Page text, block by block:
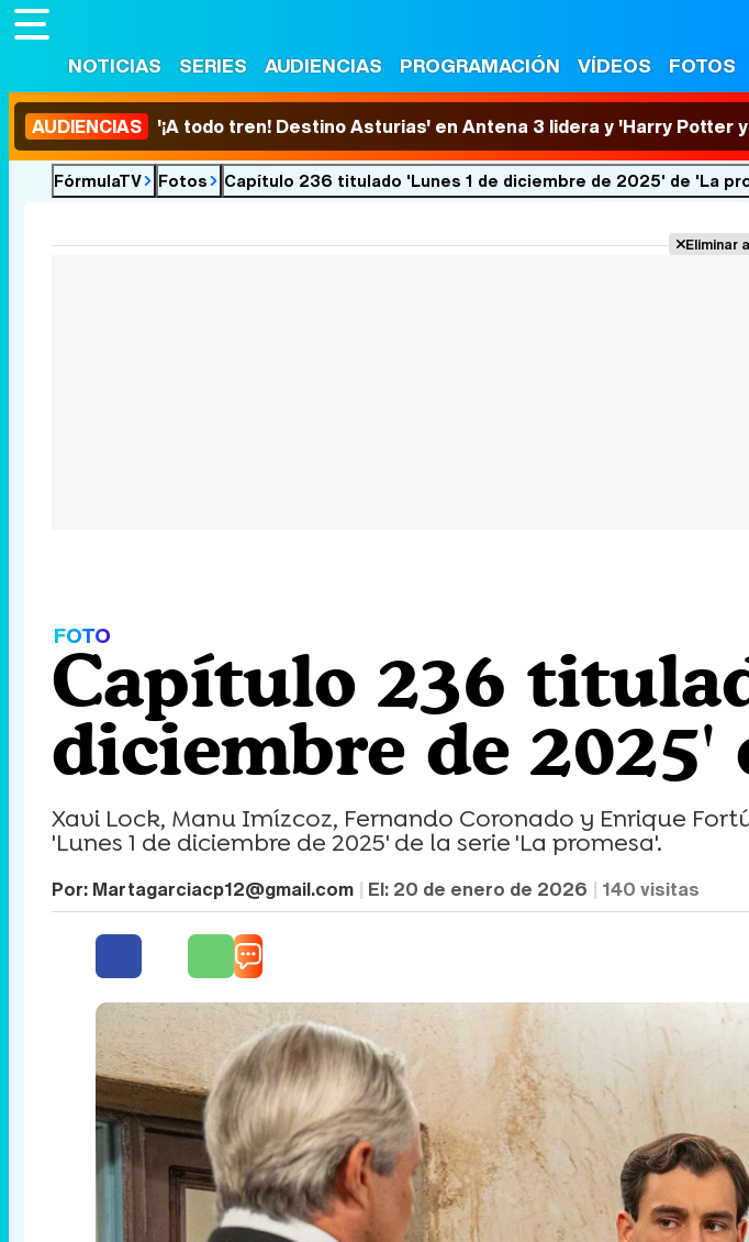
NOTICIAS SERIES AUDIENCIAS PROGRAMACIÓN VÍDEOS FOTOS
AUDIENCIAS '¡A todo tren! Destino Asturias' en Antena 3 lidera y 'Harry Potter
FórmulaTV Fotos Capítulo 236 titulado 'Lunes 1 de diciembre de 2025' de 'La
Eliminar
FOTO
Capítulo 236
diciembre de 2025'
Xavi Lock, Manu Imízcoz, Fernando Coronado y Enrique
'Lunes 1 de diciembre de 2025' de la serie 'La promesa'.
Por: Martagarciacp12@gmail.com El: 20 de enero de 2026 140 visitas